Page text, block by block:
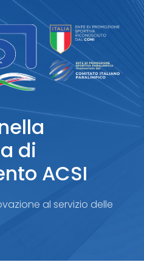
di
ACSI
al servizio delle